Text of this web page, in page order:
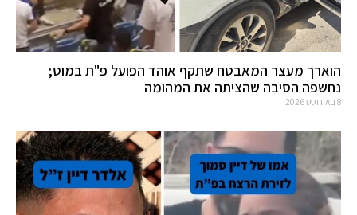
הוארך מעצר המאבטח שתקף אוהד הפועל פ"ת במוט;
נחשפה הסיבה שהציתה את המהומה
8 באוגוסט 2026